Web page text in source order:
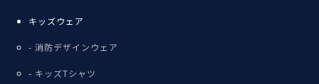
キッズウェア
消防デザインウェア
キッズTシャツ